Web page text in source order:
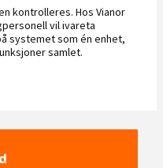
kontrolleres. Hos Vianor
vil ivareta
systemet som én enhet,
samlet.